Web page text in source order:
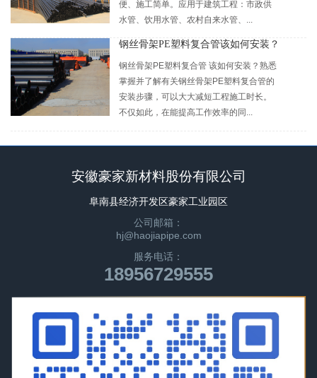
便、施工简单。应用于建筑工程：市政供
水管、饮用水管、农村自来水管、...
钢丝骨架PE塑料复合管该如何安装？
钢丝骨架PE塑料复合管 该如何安装？熟悉
掌握并了解有关钢丝骨架PE塑料复合管的
安装步骤，可以大大减短工程施工时长。
不仅如此，在能提高工作效率的同...
安徽豪家新材料股份有限公司
阜南县经济开发区豪家工业园区
公司邮箱：
hj@haojiapipe.com
服务电话：
18956729555